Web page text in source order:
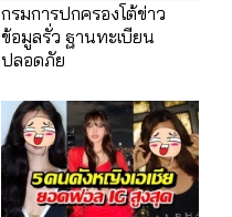
กรมการปกครองโต้ข่าว
ข้อมูลรั่ว ฐานทะเบียน
ปลอดภัย